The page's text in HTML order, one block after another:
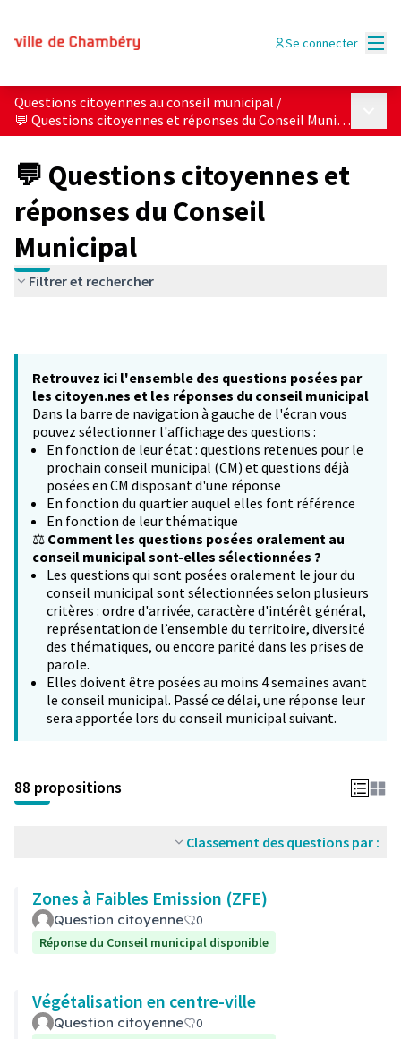
Se connecter
Questions citoyennes au conseil municipal /
💬 Questions citoyennes et réponses du Conseil Municipal
💬 Questions citoyennes et
réponses du Conseil
Municipal
Filtrer et rechercher
Retrouvez ici l'ensemble des questions posées par
les citoyen.nes et les réponses du conseil municipal
Dans la barre de navigation à gauche de l'écran vous
pouvez sélectionner l'affichage des questions :
En fonction de leur état : questions retenues pour le
prochain conseil municipal (CM) et questions déjà
posées en CM disposant d'une réponse
En fonction du quartier auquel elles font référence
En fonction de leur thématique
⚖️ Comment les questions posées oralement au
conseil municipal sont-elles sélectionnées ?
Les questions qui sont posées oralement le jour du
conseil municipal sont sélectionnées selon plusieurs
critères : ordre d'arrivée, caractère d'intérêt général,
représentation de l’ensemble du territoire, diversité
des thématiques, ou encore parité dans les prises de
parole.
Elles doivent être posées au moins 4 semaines avant
le conseil municipal. Passé ce délai, une réponse leur
sera apportée lors du conseil municipal suivant.
88 propositions
Classement des questions par :
Zones à Faibles Emission (ZFE)
Question citoyenne
0
Réponse du Conseil municipal disponible
Végétalisation en centre-ville
Question citoyenne
0